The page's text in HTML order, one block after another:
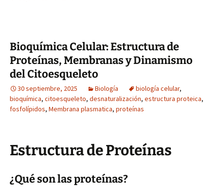
Bioquímica Celular: Estructura de
Proteínas, Membranas y Dinamismo
del Citoesqueleto
30 septiembre, 2025 Biología biología celular,
bioquímica, citoesqueleto, desnaturalización, estructura proteica,
fosfolípidos, Membrana plasmatica, proteínas
Estructura de Proteínas
¿Qué son las proteínas?